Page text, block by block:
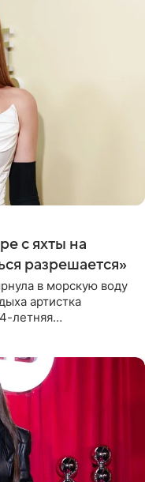
с яхты на
разрешается»
в морскую воду
артистка
летняя